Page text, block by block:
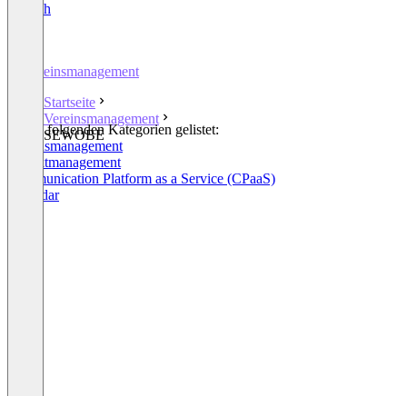
English
Vereinsmanagement
Startseite
Vereinsmanagement
SEWOBE
In den folgenden Kategorien gelistet:
Vereinsmanagement
Projektmanagement
Communication Platform as a Service (CPaaS)
Calendar